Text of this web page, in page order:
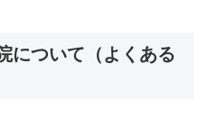
について（よくある